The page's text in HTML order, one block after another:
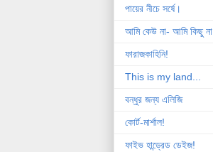
পায়ের নীচে সর্ষে।
আমি কেউ না- আমি কিছু না
ফারাজকাহিনি!
This is my land...
বন্ধুর জন্য এলিজি
কোর্ট-মার্শাল!
ফাইভ হান্ড্রেড ডেইজ!